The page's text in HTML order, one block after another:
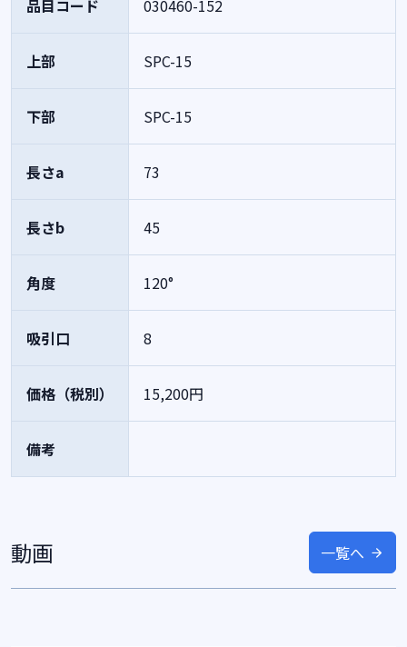
品目コード 030460-152
上部 SPC-15
下部 SPC-15
長さa 73
長さb 45
角度 120°
吸引口 8
価格（税別） 15,200円
備考
動画 一覧へ